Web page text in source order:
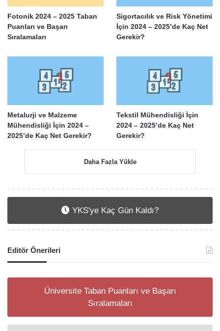
Fotonik 2024 – 2025 Taban
Puanları ve Başarı
Sıralamaları
Sigortacılık ve Risk Yönetimi
İçin 2024 – 2025’de Kaç Net
Gerekir?
Metalurji ve Malzeme
Mühendisliği İçin 2024 –
2025’de Kaç Net Gerekir?
Tekstil Mühendisliği İçin
2024 – 2025’de Kaç Net
Gerekir?
Daha Fazla Yükle
YKS'ye Kaç Gün Kaldı?
Editör Önerileri
Üniversite Taban Puanları ve Başarı
Sıralamaları